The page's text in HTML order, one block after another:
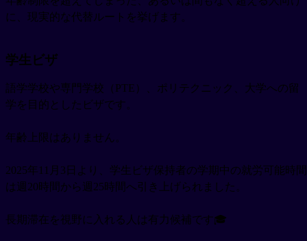
に、現実的な代替ルートを挙げます。
学生ビザ
語学学校や専門学校（PTE）、ポリテクニック、大学への留
学を目的としたビザです。
年齢上限はありません。
2025年11月3日より、学生ビザ保持者の学期中の就労可能時間
は週20時間から週25時間へ引き上げられました。
長期滞在を視野に入れる人は有力候補です🎓